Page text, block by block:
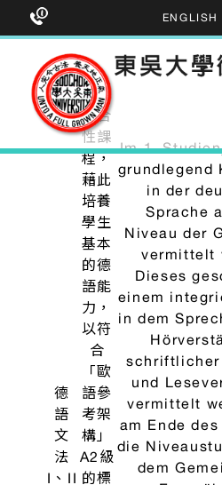
ENGLISH
學士班新生手冊
學士班選課須知
德文系大一課程免修規定(
新核准雙輔生)
學士班系外選修學分相關
學士班相關表單下載
各學年必選修科目表
學士班導生聚申辦流程
東吳大學外文能力畢業標
歷屆文化專題一覽
實習資訊
SCHAU